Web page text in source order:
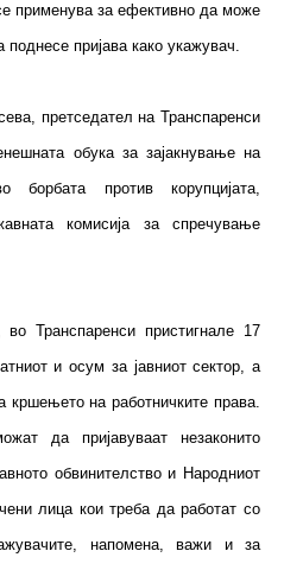
применува за ефективно да може
пријава како укажувач.
претседател на Транспаренси
обука за зајакнување на
борбата против корупцијата,
комисија за спречување
Транспаренси пристигнале 17
и осум за јавниот сектор, а
кршењето на работничките права.
да пријавуваат незаконито
обвинителство и Народниот
лица кои треба да работат со
напомена, важи и за